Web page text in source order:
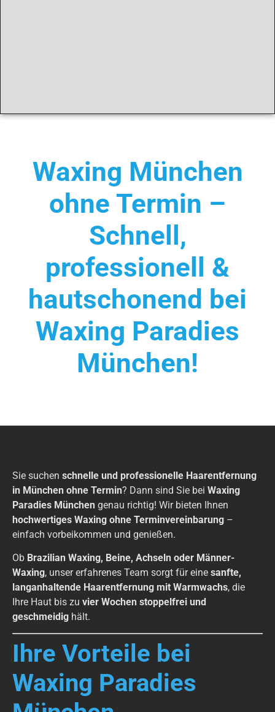
Waxing München
ohne Termin –
Schnell,
professionell &
hautschonend bei
Waxing Paradies
München!
Sie suchen schnelle und professionelle Haarentfernung
in München ohne Termin? Dann sind Sie bei Waxing
Paradies München genau richtig! Wir bieten Ihnen
hochwertiges Waxing ohne Terminvereinbarung –
einfach vorbeikommen und genießen.
Ob Brazilian Waxing, Beine, Achseln oder Männer-
Waxing, unser erfahrenes Team sorgt für eine sanfte,
langanhaltende Haarentfernung mit Warmwachs, die
Ihre Haut bis zu vier Wochen stoppelfrei und
geschmeidig hält.
Ihre Vorteile bei
Waxing Paradies